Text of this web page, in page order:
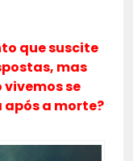
que suscite
mas
se
após a morte?